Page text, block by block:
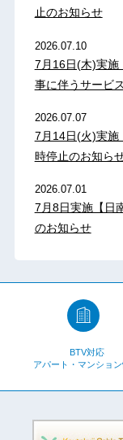
止のお知らせ
2026.07.10
7月16日(木)実施
事に伴うサービ
2026.07.07
7月14日(火)実施
時停止のお知ら
2026.07.01
7月8日実施【日
のお知らせ
BTV対応
アパート・マンショ